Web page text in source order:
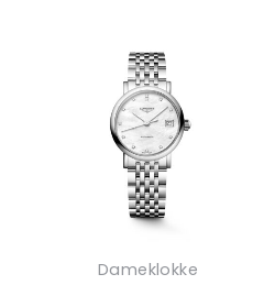
Dameklokke